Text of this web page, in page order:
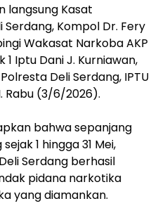
langsung Kasat
Kompol Dr. Fery
Wakasat Narkoba AKP
1 Iptu Dani J. Kurniawan,
Deli Serdang, IPTU
Rabu (3/6/2026).
bahwa sepanjang
1 hingga 31 Mei,
Serdang berhasil
pidana narkotika
yang diamankan.